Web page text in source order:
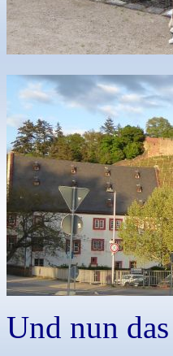
Und nun